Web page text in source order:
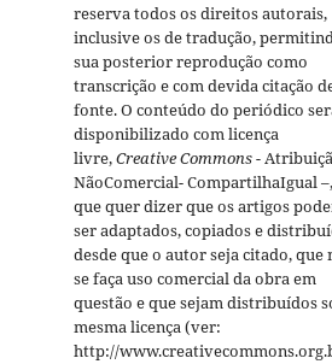
reserva todos os direitos autorais,
inclusive os de tradução,
sua posterior reprodução como
transcrição e com devida citação
fonte.O conteúdo do periódico
disponibilizado com licença
livre,Creative Commons -
NãoComercial- CompartilhaIgual –
que quer dizer que os artigos
ser adaptados, copiados e
desde que o autor seja citado, que
se faça uso comercial da obra em
questão e que sejam distribuídos
mesma licença (ver:
http://